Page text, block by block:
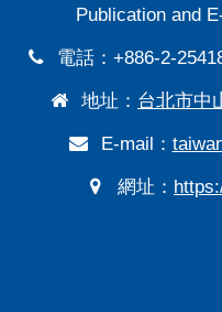
Publication and
電話：+886-2-
地址： 台北市中
E-mail：
網址：